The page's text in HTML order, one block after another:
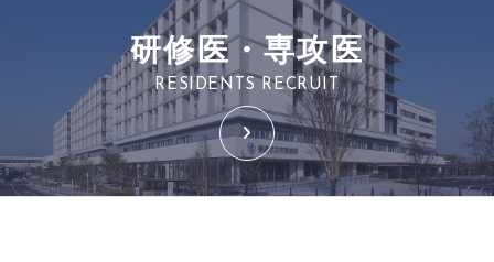
研修医・専攻医
RESIDENTS RECRUIT